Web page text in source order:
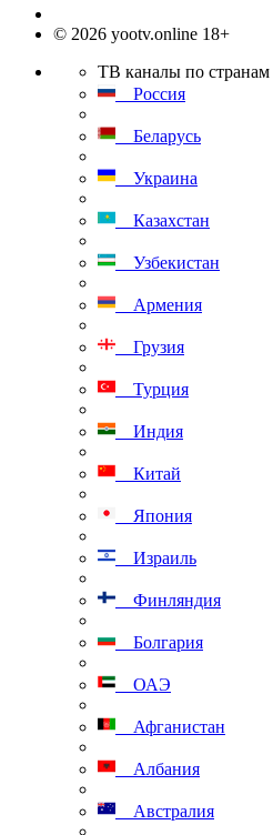
© 2026 yootv.online 18+
ТВ каналы по странам
Россия
Беларусь
Украина
Казахстан
Узбекистан
Армения
Грузия
Турция
Индия
Китай
Япония
Израиль
Финляндия
Болгария
ОАЭ
Афганистан
Албания
Австралия